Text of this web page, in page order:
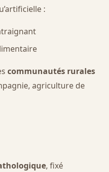
:
communautés rurales
agriculture de
, fixé